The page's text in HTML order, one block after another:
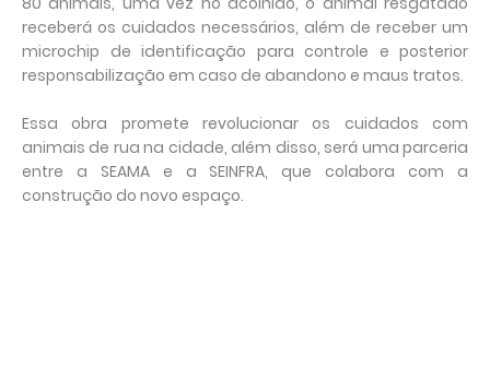
receberá os cuidados necessários, além de receber um
microchip de identificação para controle e posterior
responsabilização em caso de abandono e maus tratos.
Essa obra promete revolucionar os cuidados com
animais de rua na cidade, além disso, será uma parceria
entre a SEAMA e a SEINFRA, que colabora com a
construção do novo espaço.